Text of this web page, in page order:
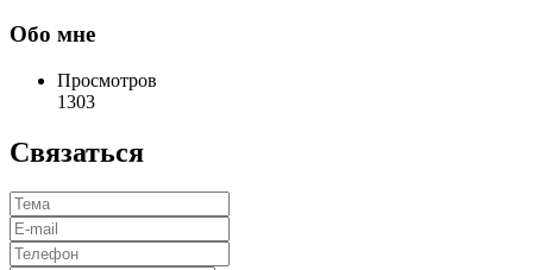
Обо мне
Просмотров
1303
Связаться